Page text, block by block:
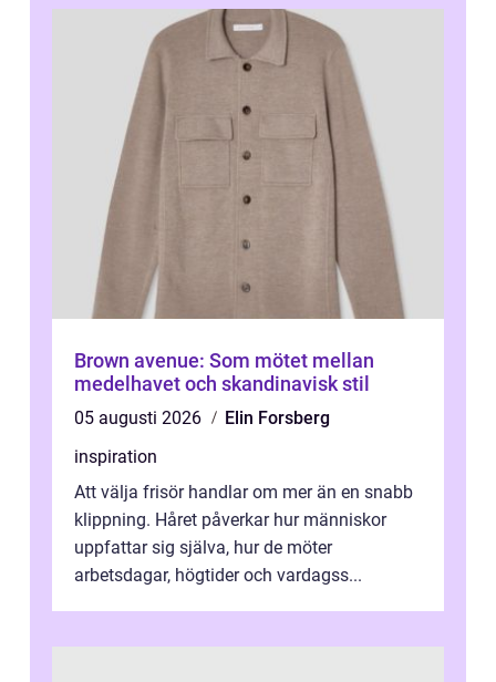
Brown avenue: Som mötet mellan
medelhavet och skandinavisk stil
05 augusti 2026
Elin Forsberg
inspiration
Att välja frisör handlar om mer än en snabb
klippning. Håret påverkar hur människor
uppfattar sig själva, hur de möter
arbetsdagar, högtider och vardagss...